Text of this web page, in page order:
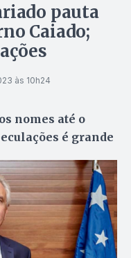
pauta
Caiado;
às 10h24
nomes até o
é grande